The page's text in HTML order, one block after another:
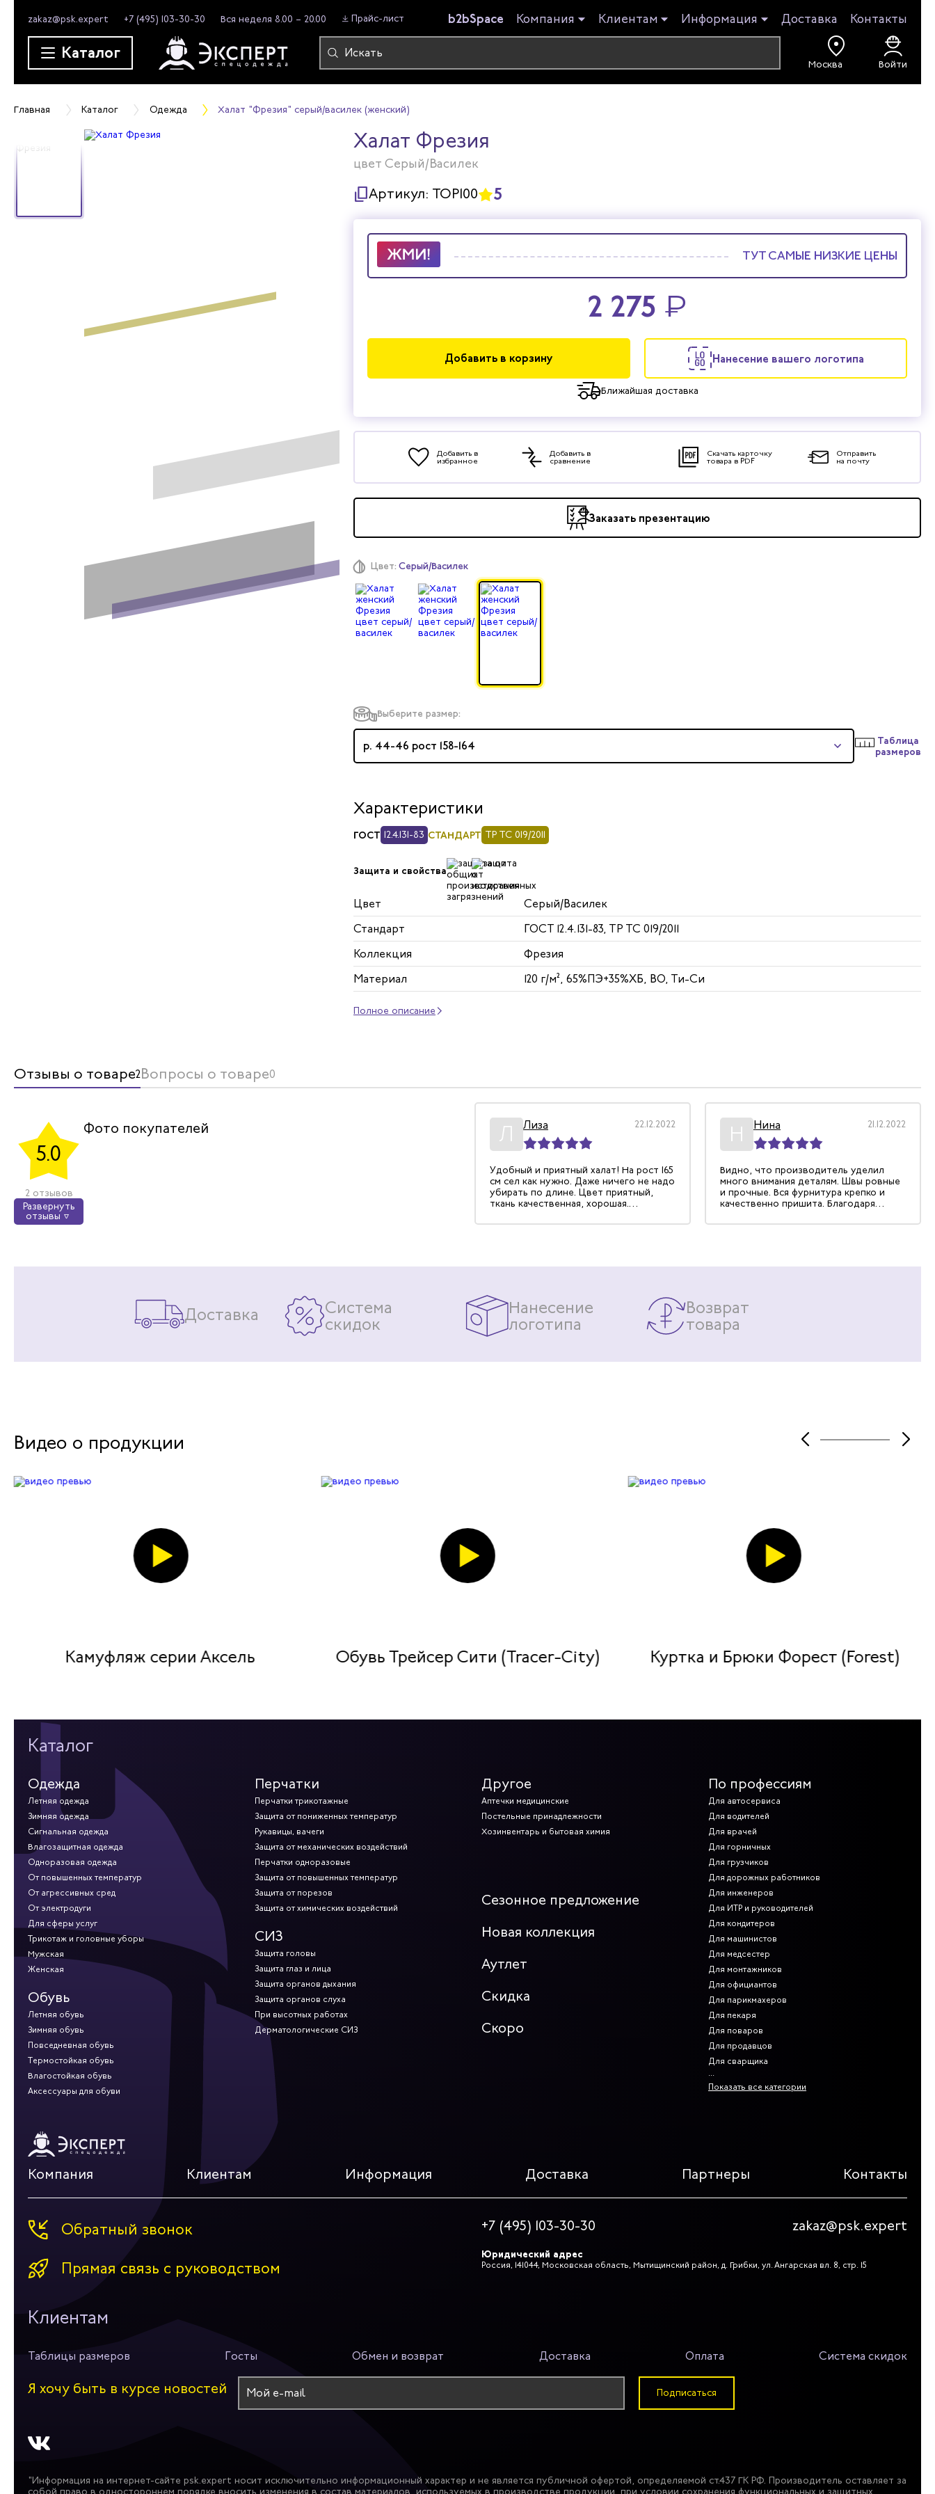
zakaz@psk.expert +7 (495) 103-30-30 Вся неделя 8.00 – 20.00 Прайс-лист b2bSpace Компания Клиентам Информация Доставка Контакты
Каталог
Войти
Главная Каталог Одежда Халат "Фрезия" серый/василек (женский)
Халат Фрезия
цвет Серый/Василек
Артикул: ТОР100 5
Цвет: Серый/Василек
Выберите размер:
р. 44-46 рост 158-164
Таблица
размеров
Характеристики
ГОСТ 12.4.131-83 СТАНДАРТ ТР ТС 019/2011
Защита и свойства
Цвет
Серый/Василек
Стандарт
ГОСТ 12.4.131-83, ТР ТС 019/2011
Коллекция
Фрезия
Материал
120 г/м², 65%ПЭ+35%ХБ, ВО, Ти-Си
Полное описание
ТУТ САМЫЕ НИЗКИЕ ЦЕНЫ
2 275 ₽
Добавить в корзину
Ближайшая доставка
Нанесение вашего логотипа
Добавить в
избранное
Добавить в
сравнение
Скачать карточку
товара в PDF
Отправить
на почту
Заказать презентацию
Отзывы о товаре2Вопросы о товаре0
5.0
2 отзывов
Развернуть
отзывы
Фото покупателей Л Лиза 22.12.2022
Удобный и приятный халат! На рост 165
см сел как нужно. Даже ничего не надо
убирать по длине. Цвет приятный,
ткань качественная, хорошая.
дополнительный плюс. Теперь главное
Н Нина 21.12.2022
Видно, что производитель уделил
много внимания деталям. Швы ровные
и прочные. Вся фурнитура крепко и
качественно пришита. Благодаря
себе оптимальный халат, который
Доставка Система
скидок
Нанесение
логотипа
Возврат
товара
Видео о продукции
Камуфляж серии Аксель Обувь Трейсер Сити (Tracer-City) Куртка и Брюки Форест (Forest)
Каталог
Одежда
Летняя одежда
Зимняя одежда
Сигнальная одежда
Влагозащитная одежда
Одноразовая одежда
От повышенных температур
От агрессивных сред
От электродуги
Для сферы услуг
Трикотаж и головные уборы
Мужская
Женская
Обувь
Летняя обувь
Зимняя обувь
Повседневная обувь
Термостойкая обувь
Влагостойкая обувь
Аксессуары для обуви
Перчатки
Перчатки трикотажные
Защита от пониженных температур
Рукавицы, вачеги
Защита от механических воздействий
Перчатки одноразовые
Защита от повышенных температур
Защита от порезов
Защита от химических воздействий
СИЗ
Защита головы
Защита глаз и лица
Защита органов дыхания
Защита органов слуха
При высотных работах
Дерматологические СИЗ
Другое
Аптечки медицинские
Постельные принадлежности
Хозинвентарь и бытовая химия
Сезонное предложение
Новая коллекция
Аутлет
Скидка
Скоро
По профессиям
Для автосервиса
Для водителей
Для врачей
Для горничных
Для грузчиков
Для дорожных работников
Для инженеров
Для ИТР и руководителей
Для кондитеров
Для машинистов
Для медсестер
Для монтажников
Для официантов
Для парикмахеров
Для пекаря
Для поваров
Для продавцов
Для сварщика
Показать все категории
Компания Клиентам Информация Доставка Партнеры Контакты
Обратный звонок
Прямая связь с руководством
+7 (495) 103-30-30 zakaz@psk.expert
Юридический адрес
Россия, 141044, Московская область, Мытищинский район, д. Грибки, ул. Ангарская вл. 8, стр. 15
Клиентам
Таблицы размеров Госты Обмен и возврат Доставка Оплата Система скидок
Я хочу быть в курсе новостей Подписаться
"Информация на интернет-сайте psk.expert носит исключительно информационный характер и не является публичной офертой, определяемой ст.437 ГК РФ. Производитель оставляет за